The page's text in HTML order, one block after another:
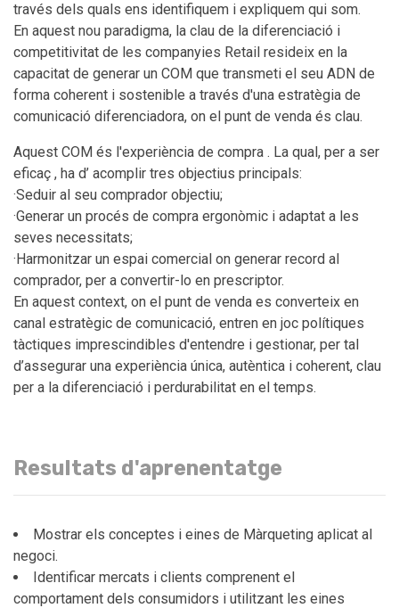
través dels quals ens identifiquem i expliquem qui som.
En aquest nou paradigma, la clau de la diferenciació i
competitivitat de les companyies Retail resideix en la
capacitat de generar un COM que transmeti el seu ADN de
forma coherent i sostenible a través d'una estratègia de
comunicació diferenciadora, on el punt de venda és clau.
Aquest COM és l'experiència de compra . La qual, per a ser
eficaç , ha d’ acomplir tres objectius principals:
·Seduir al seu comprador objectiu;
·Generar un procés de compra ergonòmic i adaptat a les
seves necessitats;
·Harmonitzar un espai comercial on generar record al
comprador, per a convertir-lo en prescriptor.
En aquest context, on el punt de venda es converteix en
canal estratègic de comunicació, entren en joc polítiques
tàctiques imprescindibles d'entendre i gestionar, per tal
d’assegurar una experiència única, autèntica i coherent, clau
per a la diferenciació i perdurabilitat en el temps.
Resultats d'aprenentatge
Mostrar els conceptes i eines de Màrqueting aplicat al
negoci.
Identificar mercats i clients comprenent el
comportament dels consumidors i utilitzant les eines